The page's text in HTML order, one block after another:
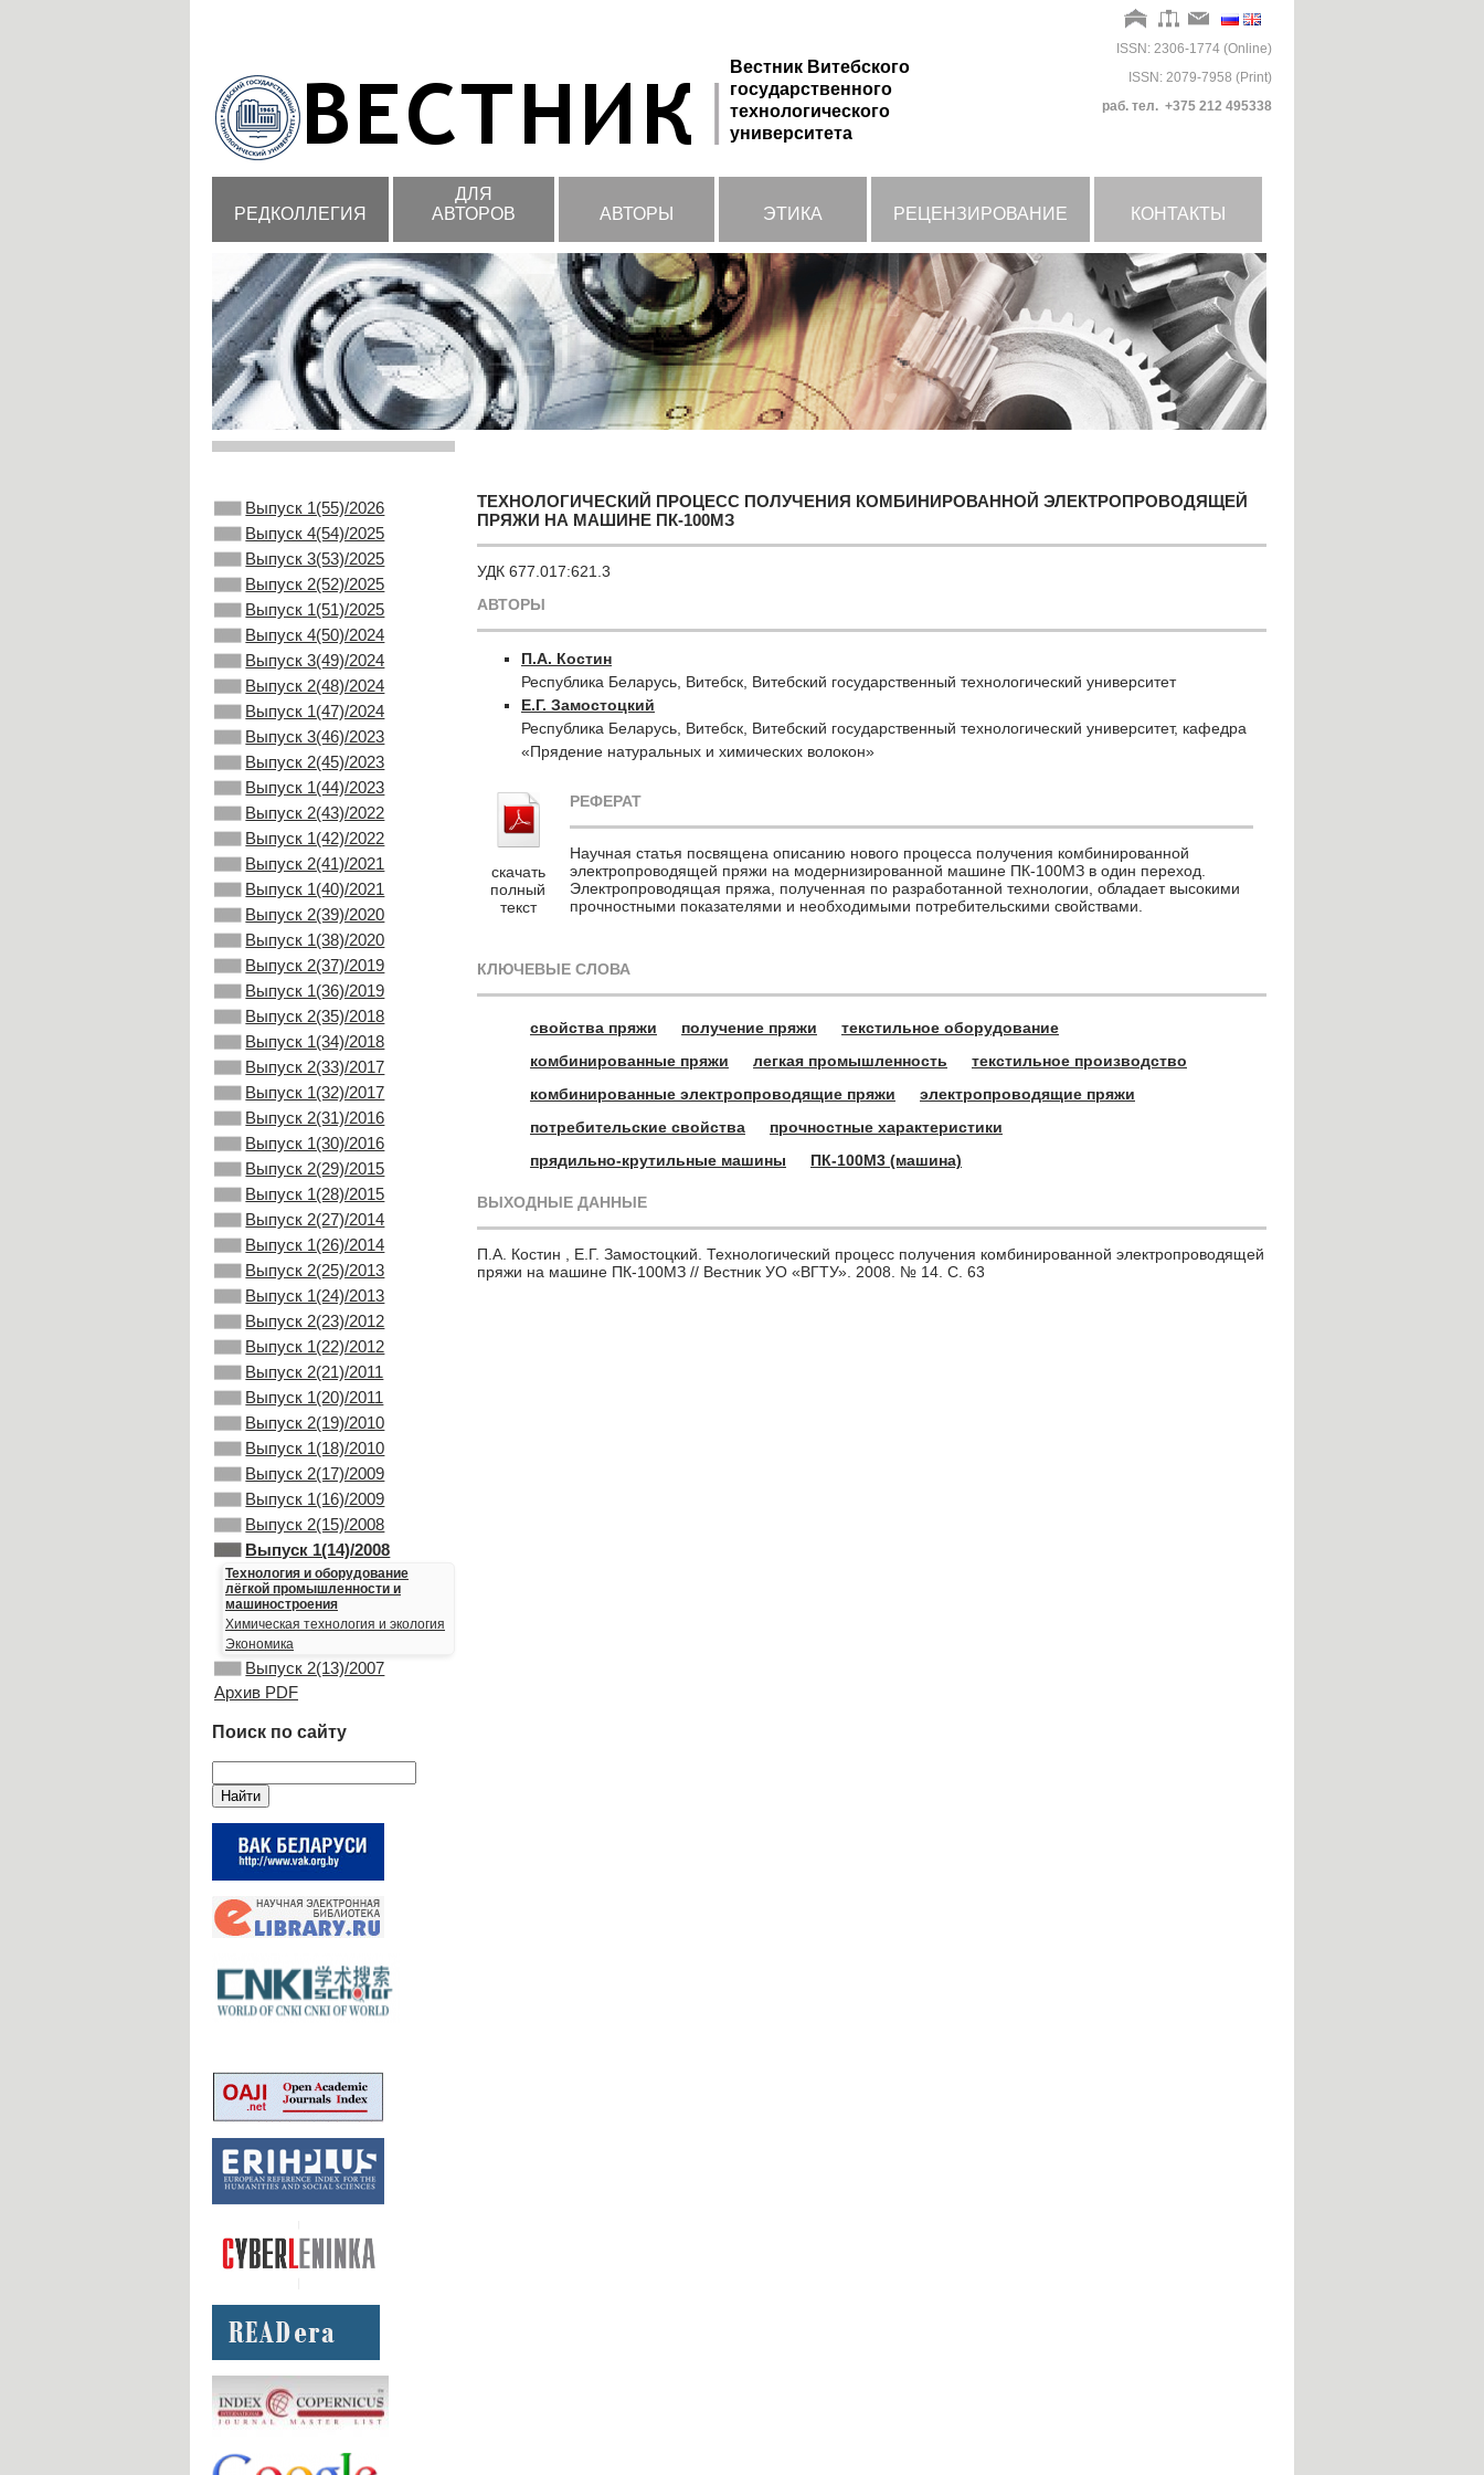
Вестник Витебского
государственного
технологического
университета
ISSN: 2306-1774 (Online)
ISSN: 2079-7958 (Print)
раб. тел. +375 212 495338
РЕДКОЛЛЕГИЯ
ДЛЯ
АВТОРОВ
АВТОРЫ ЭТИКА РЕЦЕНЗИРОВАНИЕ КОНТАКТЫ
Выпуск 1(55)/2026
Выпуск 4(54)/2025
Выпуск 3(53)/2025
Выпуск 2(52)/2025
Выпуск 1(51)/2025
Выпуск 4(50)/2024
Выпуск 3(49)/2024
Выпуск 2(48)/2024
Выпуск 1(47)/2024
Выпуск 3(46)/2023
Выпуск 2(45)/2023
Выпуск 1(44)/2023
Выпуск 2(43)/2022
Выпуск 1(42)/2022
Выпуск 2(41)/2021
Выпуск 1(40)/2021
Выпуск 2(39)/2020
Выпуск 1(38)/2020
Выпуск 2(37)/2019
Выпуск 1(36)/2019
Выпуск 2(35)/2018
Выпуск 1(34)/2018
Выпуск 2(33)/2017
Выпуск 1(32)/2017
Выпуск 2(31)/2016
Выпуск 1(30)/2016
Выпуск 2(29)/2015
Выпуск 1(28)/2015
Выпуск 2(27)/2014
Выпуск 1(26)/2014
Выпуск 2(25)/2013
Выпуск 1(24)/2013
Выпуск 2(23)/2012
Выпуск 1(22)/2012
Выпуск 2(21)/2011
Выпуск 1(20)/2011
Выпуск 2(19)/2010
Выпуск 1(18)/2010
Выпуск 2(17)/2009
Выпуск 1(16)/2009
Выпуск 2(15)/2008
Выпуск 1(14)/2008
Технология и оборудование
лёгкой промышленности и
машиностроения
Химическая технология и экология
Экономика
Выпуск 2(13)/2007
Архив PDF
Поиск по сайту
ТЕХНОЛОГИЧЕСКИЙ ПРОЦЕСС ПОЛУЧЕНИЯ КОМБИНИРОВАННОЙ ЭЛЕКТРОПРОВОДЯЩЕЙ
ПРЯЖИ НА МАШИНЕ ПК-100МЗ
УДК 677.017:621.3
АВТОРЫ
П.А. Костин
Республика Беларусь, Витебск, Витебский государственный технологический университет
Е.Г. Замостоцкий
Республика Беларусь, Витебск, Витебский государственный технологический университет, кафедра
«Прядение натуральных и химических волокон»
скачать
полный
текст
РЕФЕРАТ
Научная статья посвящена описанию нового процесса получения комбинированной
электропроводящей пряжи на модернизированной машине ПК-100МЗ в один переход.
Электропроводящая пряжа, полученная по разработанной технологии, обладает высокими
прочностными показателями и необходимыми потребительскими свойствами.
КЛЮЧЕВЫЕ СЛОВА
свойства пряжи получение пряжи
текстильное оборудование
комбинированные пряжи
легкая промышленность
текстильное производство
комбинированные электропроводящие пряжи
электропроводящие пряжи
потребительские свойства
прочностные характеристики
прядильно-крутильные машины
ПК-100М3 (машина)
ВЫХОДНЫЕ ДАННЫЕ
П.А. Костин , Е.Г. Замостоцкий. Технологический процесс получения комбинированной электропроводящей
пряжи на машине ПК-100МЗ // Вестник УО «ВГТУ». 2008. № 14. С. 63